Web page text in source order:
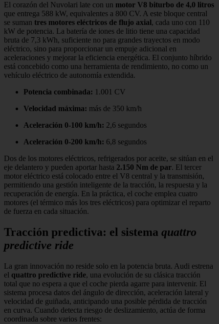
El corazón del Nuvolari late con un motor V8 biturbo de 4,0 litros
que entrega 588 kW, equivalentes a 800 CV. A este bloque central
se suman tres motores eléctricos de flujo axial, cada uno con 110
kW de potencia. La batería de iones de litio tiene una capacidad
bruta de 7,3 kWh, suficiente no para grandes trayectos en modo
eléctrico, sino para proporcionar un empuje adicional en
aceleraciones y mejorar la eficiencia energética. El conjunto híbrido
está concebido como una herramienta de rendimiento, no como un
vehículo eléctrico de autonomía extendida.
Potencia combinada: 1.001 CV
Velocidad máxima: más de 350 km/h
Aceleración 0-100 km/h: 2,6 segundos
Aceleración 0-200 km/h: 6,8 segundos
Dos de los motores eléctricos, refrigerados por aceite, se sitúan en el
eje delantero y pueden aportar hasta 2.150 Nm de par. El tercer
motor eléctrico está colocado entre el V8 central y la transmisión,
permitiendo una gestión inteligente de la tracción, la respuesta y la
recuperación de energía. En la práctica, el coche emplea cuatro
motores (el térmico más los tres eléctricos) para optimizar el reparto
de fuerza en cada situación.
Tracción predictiva: el sistema quattro
predictive ride
La gran innovación no reside solo en la potencia bruta. Audi estrena
el quattro predictive ride, una evolución de su clásica tracción
total que no espera a que el coche pierda agarre para intervenir. El
sistema procesa datos del ángulo de dirección, aceleración lateral y
velocidad de guiñada, anticipando una posible pérdida de tracción
en curva. Cuando detecta riesgo de deslizamiento, actúa de forma
coordinada sobre varios frentes: